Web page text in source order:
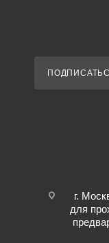
г.
для